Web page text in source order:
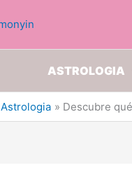
ASTROLOGIA
Astrologia Descubre